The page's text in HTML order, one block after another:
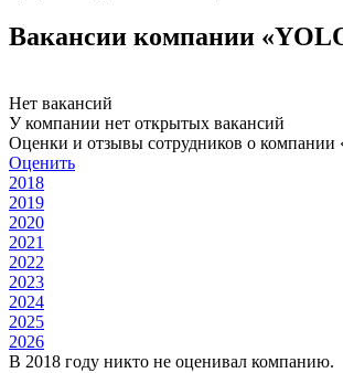
Вакансии компании
Нет вакансий
У компании нет открытых вакансий
Оценки и отзывы сотрудников о
Оценить
2018
2019
2020
2021
2022
2023
2024
2025
2026
В 2018 году никто не оценивал компанию.